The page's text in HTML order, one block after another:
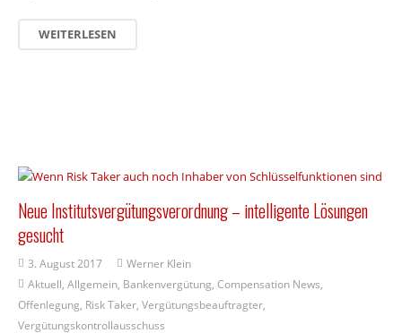
WEITERLESEN
Neue Institutsvergütungsverordnung – intelligente Lösungen
gesucht
3. August 2017
Werner Klein
Aktuell ,Allgemein Bankenvergütung ,Compensation News
Offenlegung Risk Taker, Vergütungsbeauftragter,
Vergütungskontrollausschuss